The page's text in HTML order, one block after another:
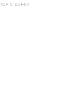
с вами